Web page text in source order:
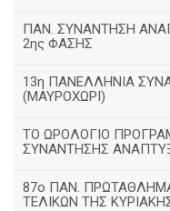
ΠΑΝ. ΣΥΝΑΝΤΗΣΗ
2ης ΦΑΣΗΣ
13η ΠΑΝΕΛΛΗΝΙΑ
(ΜΑΥΡΟΧΩΡΙ)
ΤΟ ΩΡΟΛΟΓΙΟ
ΣΥΝΑΝΤΗΣΗΣ
87ο ΠΑΝ.
ΤΕΛΙΚΩΝ ΤΗΣ